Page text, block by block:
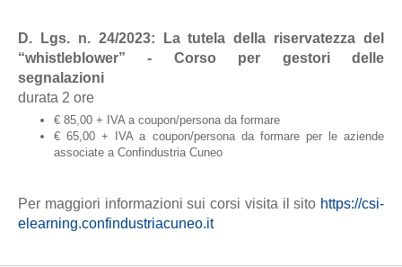
D. Lgs. n. 24/2023: La tutela della riservatezza del
“whistleblower” - Corso per gestori delle
segnalazioni
durata 2 ore
€ 85,00 + IVA a coupon/persona da formare
€ 65,00 + IVA a coupon/persona da formare per le aziende
associate a Confindustria Cuneo
Per maggiori informazioni sui corsi visita il sito https://csi-
elearning.confindustriacuneo.it